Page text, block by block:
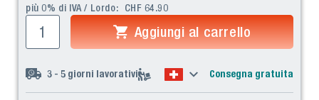
più 0% di IVA / Lordo: CHF 64.90
Aggiungi al carrello
3 - 5 giorni lavorativi Consegna gratuita